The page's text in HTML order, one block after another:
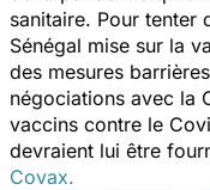
sanitaire. Pour tenter
Sénégal mise sur la
des mesures
négociations avec la
vaccins contre le
devraient lui être
Covax.